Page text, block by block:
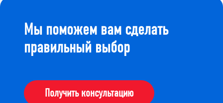
Мы поможем вам сделать
правильный выбор
Получить консультацию